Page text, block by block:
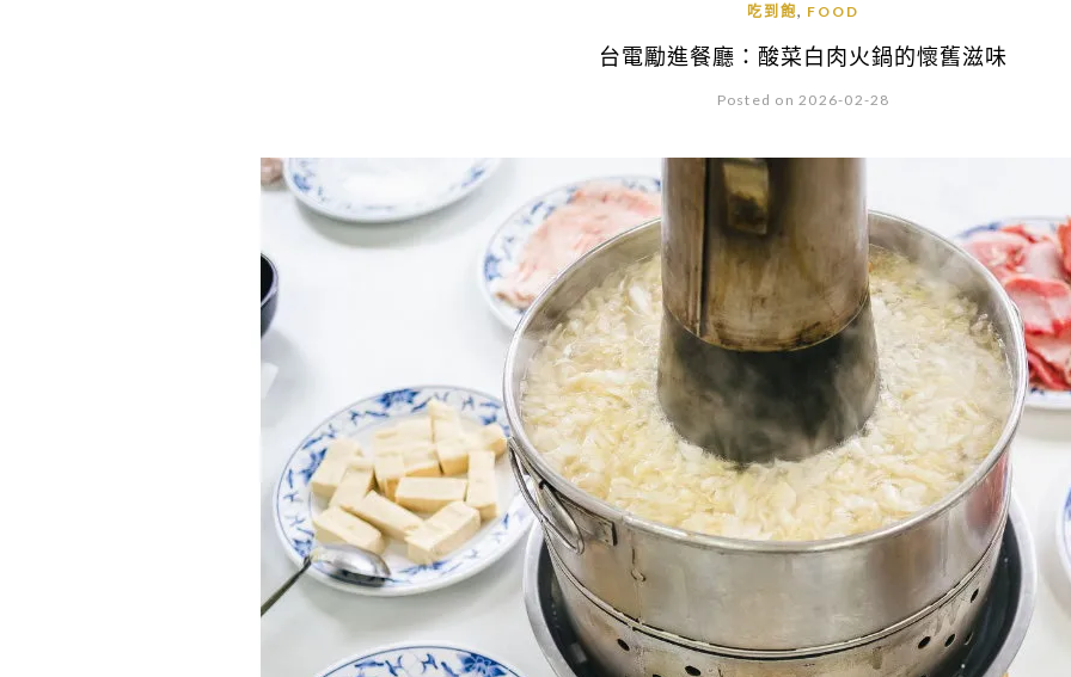
吃到飽, FOOD
台電勵進餐廳：酸菜白肉火鍋的懷舊滋味
Posted on 2026-02-28